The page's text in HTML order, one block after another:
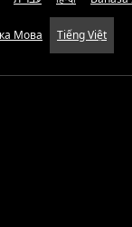
Мова Tiếng Việt